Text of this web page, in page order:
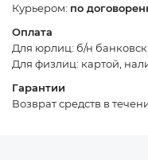
Курьером: по
Оплата
Для юрлиц: б/н
Для физлиц: картой,
Гарантии
Возврат средств в